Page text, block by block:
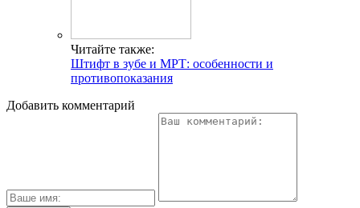
Читайте также:
Штифт в зубе и МРТ: особенности и
противопоказания
Добавить комментарий